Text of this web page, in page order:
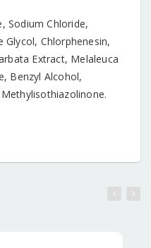
Sodium Chloride,
Glycol, Chlorphenesin,
Extract, Melaleuca
Benzyl Alcohol,